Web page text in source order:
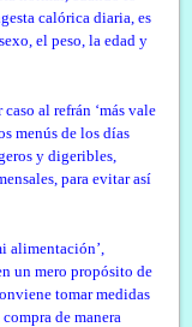
calórica diaria, es
el peso, la edad y
al refrán ‘más vale
menús de los días
y digeribles,
para evitar así
alimentación’,
un mero propósito de
tomar medidas
de manera